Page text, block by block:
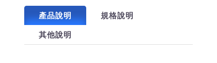
產品說明
規格說明
其他說明